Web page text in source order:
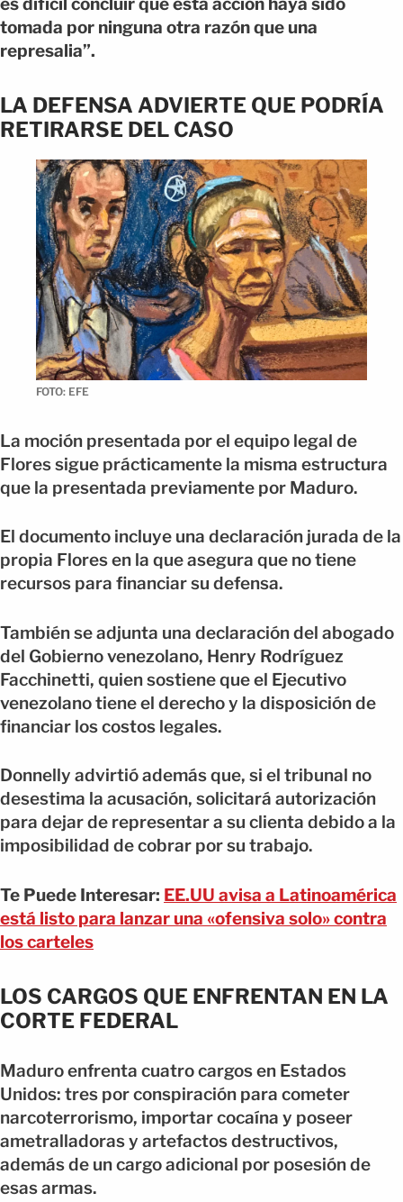
tomada por ninguna otra razón que una
represalia”.
LA DEFENSA ADVIERTE QUE PODRÍA
RETIRARSE DEL CASO
FOTO: EFE
La moción presentada por el equipo legal de
Flores sigue prácticamente la misma estructura
que la presentada previamente por Maduro.
El documento incluye una declaración jurada de la
propia Flores en la que asegura que no tiene
recursos para financiar su defensa.
También se adjunta una declaración del abogado
del Gobierno venezolano, Henry Rodríguez
Facchinetti, quien sostiene que el Ejecutivo
venezolano tiene el derecho y la disposición de
financiar los costos legales.
Donnelly advirtió además que, si el tribunal no
desestima la acusación, solicitará autorización
para dejar de representar a su clienta debido a la
imposibilidad de cobrar por su trabajo.
Te Puede Interesar: EE.UU avisa a Latinoamérica
está listo para lanzar una «ofensiva solo» contra
los carteles
LOS CARGOS QUE ENFRENTAN EN LA
CORTE FEDERAL
Maduro enfrenta cuatro cargos en Estados
Unidos: tres por conspiración para cometer
narcoterrorismo, importar cocaína y poseer
ametralladoras y artefactos destructivos,
además de un cargo adicional por posesión de
esas armas.